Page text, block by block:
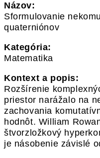
Názov:
Sformulovanie
quaterniónov
Kategória:
Matematika
Kontext a popis:
Rozšírenie
priestor narážalo na
zachovania
hodnôt. William
štvorzložkový
je násobenie závislé